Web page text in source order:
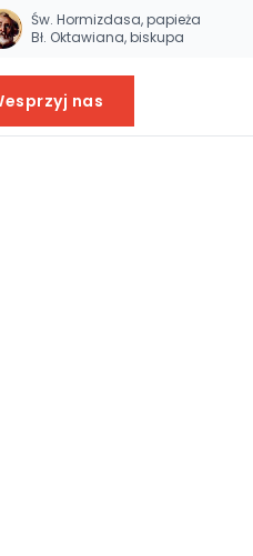
Św. Hormizdasa, papieża
Bł. Oktawiana, biskupa
nas